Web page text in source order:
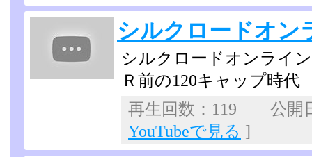
シルクロードオン
シルクロードオンライ
Ｒ前の120キャップ時代
再生回数：119 公開
YouTubeで見る ]